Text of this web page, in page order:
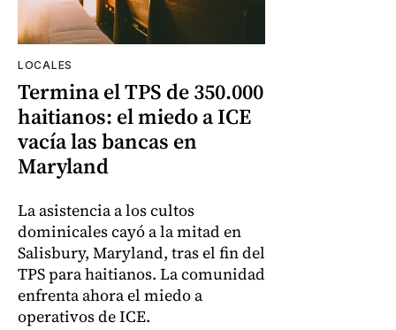
LOCALES
Termina el TPS de 350.000
haitianos: el miedo a ICE
vacía las bancas en
Maryland
La asistencia a los cultos
dominicales cayó a la mitad en
Salisbury, Maryland, tras el fin del
TPS para haitianos. La comunidad
enfrenta ahora el miedo a
operativos de ICE.